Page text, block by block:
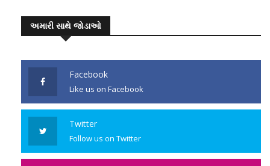
અમારી સાથે જોડાઓ
Facebook
Like us on Facebook
Twitter
Follow us on Twitter